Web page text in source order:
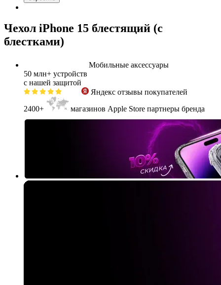
Чехол iPhone 15 блестящий (с
блестками)
Мобильные аксессуары
50 млн+ устройств
с нашей защитой
Яндекс отзывы покупателей
2400+
магазинов Apple Store партнеры бренда